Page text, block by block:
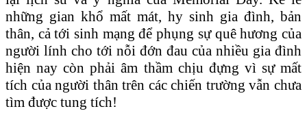
những gian khổ mất mát, hy sinh gia đình, bản
thân, cả tới sinh mạng để phụng sự quê hương của
người lính cho tới nỗi đớn đau của nhiều gia đình
hiện nay còn phải âm thầm chịu đựng vì sự mất
tích của người thân trên các chiến trường vẫn chưa
tìm được tung tích!